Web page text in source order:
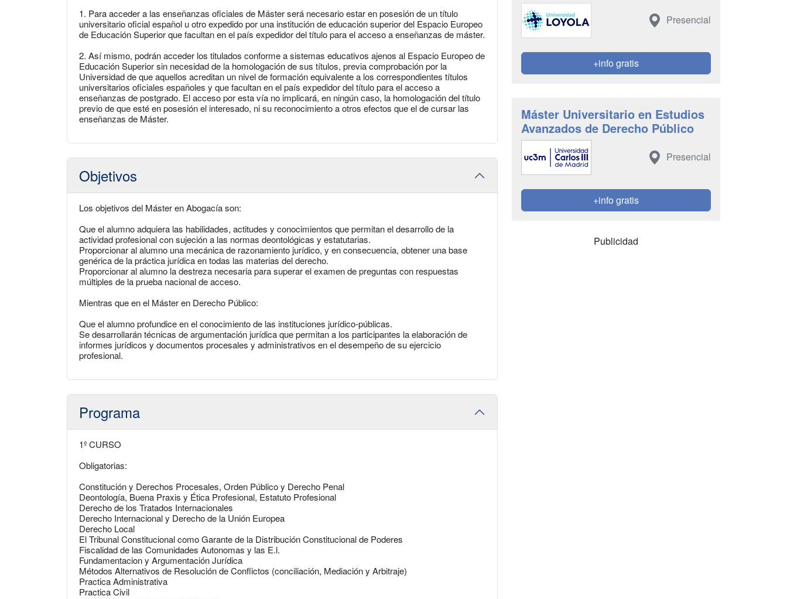
1. Para acceder a las enseñanzas oficiales de Máster será necesario estar en posesión de un título
universitario oficial español u otro expedido por una institución de educación superior del Espacio Europeo
de Educación Superior que facultan en el país expedidor del título para el acceso a enseñanzas de máster.
2. Así mismo, podrán acceder los titulados conforme a sistemas educativos ajenos al Espacio Europeo de
Educación Superior sin necesidad de la homologación de sus títulos, previa comprobación por la
Universidad de que aquellos acreditan un nivel de formación equivalente a los correspondientes títulos
universitarios oficiales españoles y que facultan en el país expedidor del título para el acceso a
enseñanzas de postgrado. El acceso por esta vía no implicará, en ningún caso, la homologación del título
previo de que esté en posesión el interesado, ni su reconocimiento a otros efectos que el de cursar las
enseñanzas de Máster.
Objetivos
Los objetivos del Máster en Abogacía son:
Que el alumno adquiera las habilidades, actitudes y conocimientos que permitan el desarrollo de la
actividad profesional con sujeción a las normas deontológicas y estatutarias.
Proporcionar al alumno una mecánica de razonamiento jurídico, y en consecuencia, obtener una base
genérica de la práctica jurídica en todas las materias del derecho.
Proporcionar al alumno la destreza necesaria para superar el examen de preguntas con respuestas
múltiples de la prueba nacional de acceso.
Mientras que en el Máster en Derecho Público:
Que el alumno profundice en el conocimiento de las instituciones jurídico-públicas.
Se desarrollarán técnicas de argumentación jurídica que permitan a los participantes la elaboración de
informes jurídicos y documentos procesales y administrativos en el desempeño de su ejercicio
profesional.
Programa
1º CURSO
Obligatorias:
Constitución y Derechos Procesales, Orden Público y Derecho Penal
Deontología, Buena Praxis y Ética Profesional, Estatuto Profesional
Derecho de los Tratados Internacionales
Derecho Internacional y Derecho de la Unión Europea
Derecho Local
El Tribunal Constitucional como Garante de la Distribución Constitucional de Poderes
Fiscalidad de las Comunidades Autonomas y las E.l.
Fundamentacion y Argumentación Jurídica
Métodos Alternativos de Resolución de Conflictos (conciliación, Mediación y Arbitraje)
Practica Administrativa
Practica Civil
Presencial
+info gratis
Máster Universitario en Estudios
Avanzados de Derecho Público
Presencial
+info gratis
Publicidad